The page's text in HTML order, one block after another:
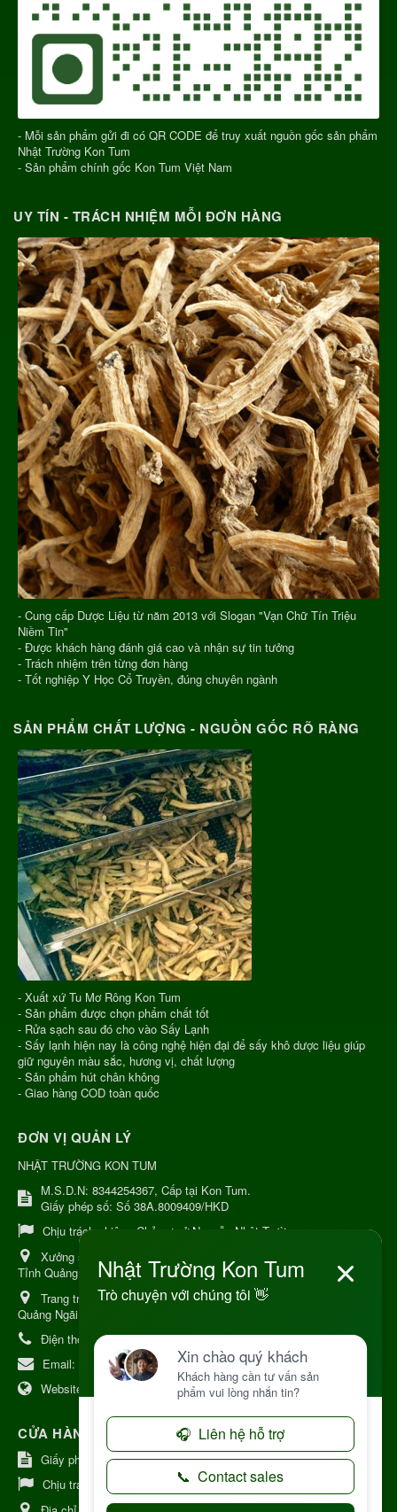
- Mỗi sản phẩm gửi đi có QR CODE để truy xuất nguồn gốc sản phẩm
Nhật Trường Kon Tum
- Sản phẩm chính gốc Kon Tum Việt Nam
UY TÍN - TRÁCH NHIỆM MỖI ĐƠN HÀNG
- Cung cấp Dược Liệu từ năm 2013 với Slogan "Vạn Chữ Tín Triệu
Niềm Tin"
- Được khách hàng đánh giá cao và nhận sự tin tưởng
- Trách nhiệm trên từng đơn hàng
- Tốt nghiệp Y Học Cổ Truyền, đúng chuyên ngành
SẢN PHẨM CHẤT LƯỢNG - NGUỒN GỐC RÕ RÀNG
- Xuất xứ Tu Mơ Rông Kon Tum
- Sản phẩm được chọn phẩm chất tốt
- Rửa sạch sau đó cho vào Sấy Lạnh
- Sấy lạnh hiện nay là công nghệ hiện đại để sấy khô dược liệu giúp
giữ nguyên màu sắc, hương vị, chất lượng
- Sản phẩm hút chân không
- Giao hàng COD toàn quốc
ĐƠN VỊ QUẢN LÝ
NHẬT TRƯỜNG KON TUM
M.S.D.N: 8344254367, Cấp tại Kon Tum.
Giấy phép số: Số 38A.8009409/HKD
Chịu trách nhiệm: Chủ cơ sở Nguyễn Nhật Trường
Xưởng sản xuất:
Tỉnh Quảng Ngải
Trang trại Dược Liệu Hữu Cơ:Khu 37 Hộ Xã Măng Đen Tỉnh
Quảng Ngãi
Điện thoại:+84 906968923
Email:
kinhdoanh@nhattruongkontum.com
Website:
https://www.nhattruongkontum.com
CỬA HÀNG GIỚI THIỆU TẠI NHẬT BẢN
Giấy phép số: 080-9475-1379
Chịu trách nhiệm:
MR THƯƠNG